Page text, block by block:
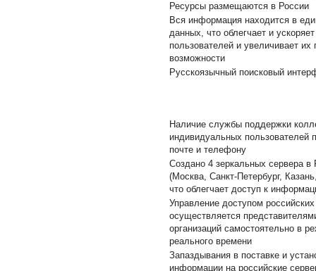
Ресурсы размещаются в России
Вся информация находится в
данных, что облегчает и
пользователей и увеличивает их
возможности
Русскоязычный поисковый
Наличие службы поддержки
индивидуальных пользователей
почте и телефону
Создано 4 зеркальных сервера в
(Москва, Санкт-Петербург,
что облегчает доступ к
Управление доступом российских
осуществляется
организаций самостоятельно в
реального времени
Запаздывания в поставке и
информации на российские